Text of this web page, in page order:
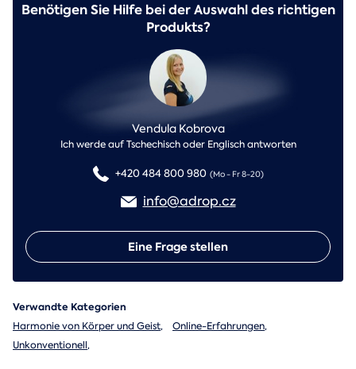
Benötigen Sie Hilfe bei der Auswahl des richtigen
Produkts?
Vendula Kobrova
Ich werde auf Tschechisch oder Englisch antworten
+420 484 800 980 (Mo - Fr 8-20)
info@adrop.cz
Eine Frage stellen
Verwandte Kategorien
Harmonie von Körper und Geist, Online-Erfahrungen,
Unkonventionell,